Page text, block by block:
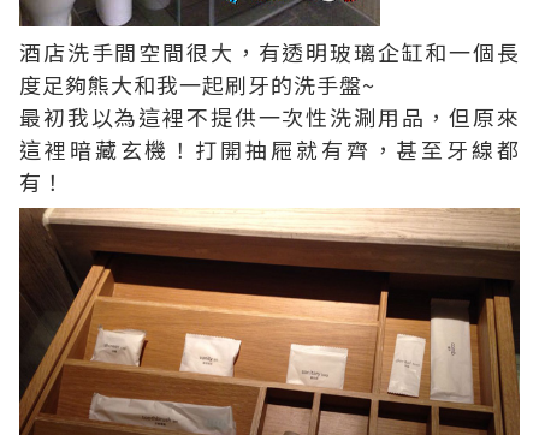
酒店洗手間空間很大，有透明玻璃企缸和一個長
度足夠熊大和我一起刷牙的洗手盤~
最初我以為這裡不提供一次性洗涮用品，但原來
這裡暗藏玄機！打開抽屜就有齊，甚至牙線都
有！